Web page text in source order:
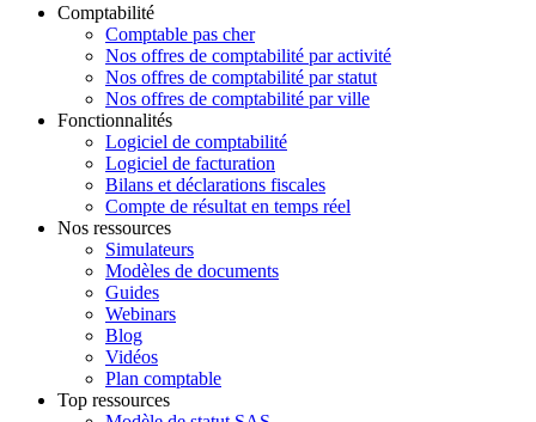
Comptabilité
Comptable pas cher
Nos offres de comptabilité par activité
Nos offres de comptabilité par statut
Nos offres de comptabilité par ville
Fonctionnalités
Logiciel de comptabilité
Logiciel de facturation
Bilans et déclarations fiscales
Compte de résultat en temps réel
Nos ressources
Simulateurs
Modèles de documents
Guides
Webinars
Blog
Vidéos
Plan comptable
Top ressources